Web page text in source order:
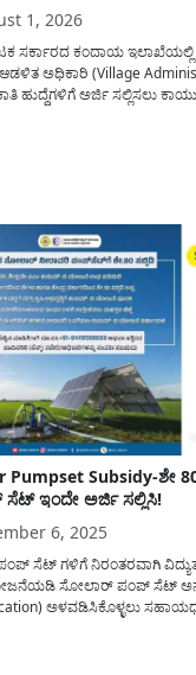
1, 2026
ಸರ್ಕಾರದ ಕಂದಾಯ ಇಲಾಖೆಯಲ್ಲಿ
ಅಧಿಕಾರಿ (Village
ಹುದ್ದೆಗಳಿಗೆ ಅರ್ಜಿ ಸಲ್ಲಿಸಲು
Pumpset Subsidy-ಶೇ
ಇಂದೇ ಅರ್ಜಿ ಸಲ್ಲಿಸಿ!
6, 2025
ಸೆಟ್ ಗಳಿಗೆ ನಿರಂತರವಾಗಿ
ಸೋಲಾರ್ ಪಂಪ್ ಸೆಟ್
ಅಳವಡಿಸಿಕೊಳ್ಳಲು